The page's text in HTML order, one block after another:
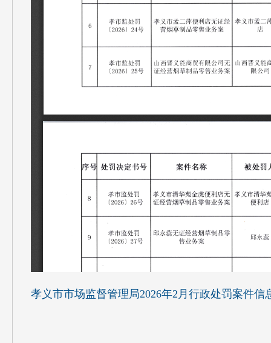
孝义市市场监督管理局2026年2月行政处罚案件信